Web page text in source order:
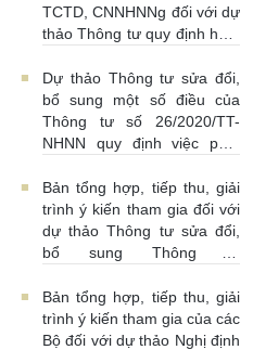
TCTD, CNNHNNg đối với dự
thảo Thông tư quy định hoạt
nhận tiền gửi, mua, bán có
kỳ hạn GTCG giữa các
TCTD, CNNHNNg
20/07/2026 | 09:32:00
Dự thảo Thông tư sửa đổi,
bổ sung một số điều của
Thông tư số 26/2020/TT-
NHNN quy định việc phát
của Ngân hàng Nhà nước
16/07/2026 | 09:41:00
Bản tổng hợp, tiếp thu, giải
trình ý kiến tham gia đối với
dự thảo Thông tư sửa đổi,
bổ sung Thông tư
13/07/2026 | 02:19:00
Bản tổng hợp, tiếp thu, giải
trình ý kiến tham gia của các
Bộ đối với dự thảo Nghị định